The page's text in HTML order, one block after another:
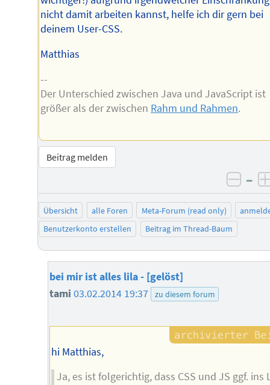
nicht damit arbeiten kannst, helfe ich dir gern bei
deinem User-CSS.
Matthias
--
Der Unterschied zwischen Java und JavaScript ist
größer als der zwischen Rahm und Rahmen.
Beitrag melden
–
Übersicht alle Foren Meta-Forum (read only)
Benutzerkonto erstellen
Beitrag im Thread-Baum
bei mir ist alles lila - [gelöst]
tami 03.02.2014 19:37 zu diesem forum
hi Matthias,
Ja, es ist folgerichtig, dass CSS und JS ggf. ins